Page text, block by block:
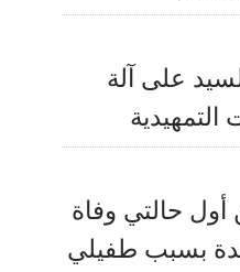
على آلة
التمهيدية
حالتي وفاة
بسبب طفيلي